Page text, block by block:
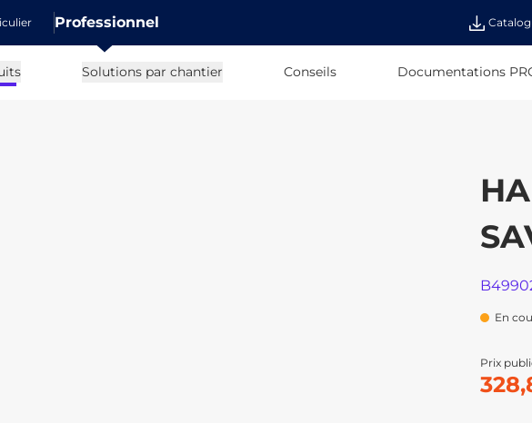
Professionnel
Solutions par chantier Conseils Documentations
En
Prix